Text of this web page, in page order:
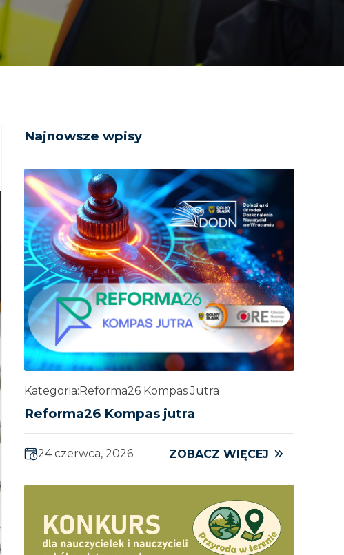
Najnowsze wpisy
Kategoria:Reforma26 Kompas Jutra
Reforma26 Kompas jutra
24 czerwca, 2026 ZOBACZ WIĘCEJ